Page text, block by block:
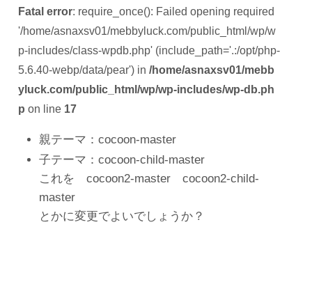
Fatal error: require_once(): Failed opening required
'/home/asnaxsv01/mebbyluck.com/public_html/wp/w
p-includes/class-wpdb.php' (include_path='.:/opt/php-
5.6.40-webp/data/pear') in /home/asnaxsv01/mebb
yluck.com/public_html/wp/wp-includes/wp-db.ph
p on line 17
親テーマ：cocoon-master
子テーマ：cocoon-child-master
これを cocoon2-master cocoon2-child-
master
とかに変更でよいでしょうか？